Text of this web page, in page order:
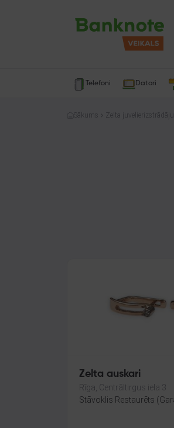
Telefoni Datori
Sākums Zelta
Zelta auskari
Rīga, Centrāltirgus iela 3
Stāvoklis Restaurēts